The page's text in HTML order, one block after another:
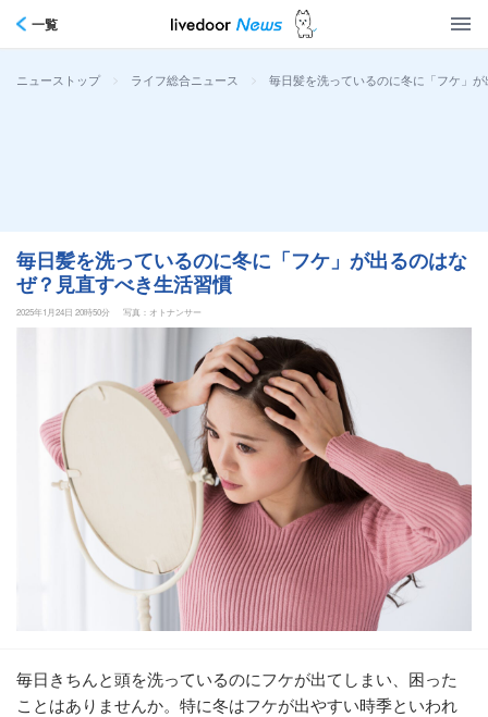
一覧
ニューストップ > ライフ総合ニュース > 毎日髪を洗っているのに冬に「フケ」
毎日髪を洗っているのに冬に「フケ」が出るのはな
ぜ？見直すべき生活習慣
2025年1月24日 20時50分 写真：オトナンサー
毎日きちんと頭を洗っているのにフケが出てしまい、困った
ことはありませんか。特に冬はフケが出やすい時季といわれ